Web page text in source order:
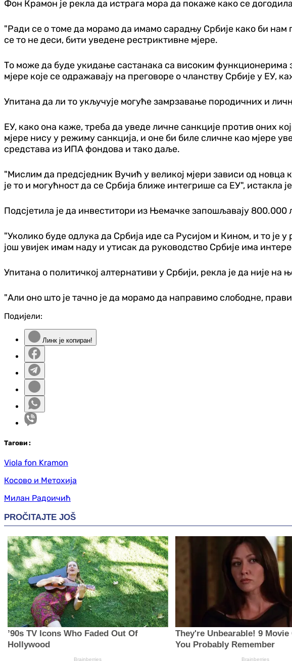
Фон Крамон је рекла да истрага мора да покаже како се
"Ради се о томе да морамо да имамо сарадњу Србије како би нам
се то не деси, бити уведене рестриктивне мјере.
То може да буде укидање састанака са високим функционерима
мјере које се одражавају на преговоре о чланству Србије у ЕУ,
Упитана да ли то укључује могуће замрзавање породичних и
ЕУ, како она каже, треба да уведе личне санкције против оних
мјере нису у режиму санкција, и оне би биле сличне као мјере
средстава из ИПА фондова и тако даље.
"Мислим да предсједник Вучић у великој мјери зависи од
је то и могућност да се Србија ближе интегрише са ЕУ", истакла
Подсјетила је да инвеститори из Њемачке запошљавају 800.000
"Уколико буде одлука да Србија иде са Русијом и Кином, и то је
још увијек имам наду и утисак да руководство Србије има
Упитана о политичкој алтернативи у Србији, рекла је да није
"Али оно што је тачно је да морамо да направимо слободне,
Подијели:
Линк је копиран!
Тагови :
Viola fon Kramon
Косово и Метохија
Милан Радоичић